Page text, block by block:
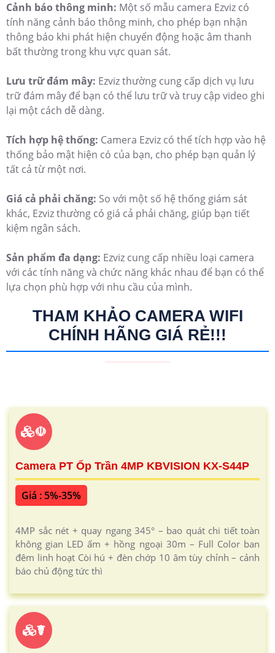
Cảnh báo thông minh: Một số mẫu camera Ezviz có
tính năng cảnh báo thông minh, cho phép bạn nhận
thông báo khi phát hiện chuyển động hoặc âm thanh
bất thường trong khu vực quan sát.
Lưu trữ đám mây: Ezviz thường cung cấp dịch vụ lưu
trữ đám mây để bạn có thể lưu trữ và truy cập video ghi
lại một cách dễ dàng.
Tích hợp hệ thống: Camera Ezviz có thể tích hợp vào hệ
thống bảo mật hiện có của bạn, cho phép bạn quản lý
tất cả từ một nơi.
Giá cả phải chăng: So với một số hệ thống giám sát
khác, Ezviz thường có giá cả phải chăng, giúp bạn tiết
kiệm ngân sách.
Sản phẩm đa dạng: Ezviz cung cấp nhiều loại camera
với các tính năng và chức năng khác nhau để bạn có thể
lựa chọn phù hợp với nhu cầu của mình.
THAM KHẢO CAMERA WIFI
CHÍNH HÃNG GIÁ RẺ!!!
☫
Camera PT Ốp Trần 4MP KBVISION KX-S44P
Giá : 5%-35%
4MP sắc nét + quay ngang 345° – bao quát chi tiết toàn
không gian LED ấm + hồng ngoại 30m – Full Color ban
đêm linh hoạt Còi hú + đèn chớp 10 âm tùy chỉnh – cảnh
báo chủ động tức thì
☤